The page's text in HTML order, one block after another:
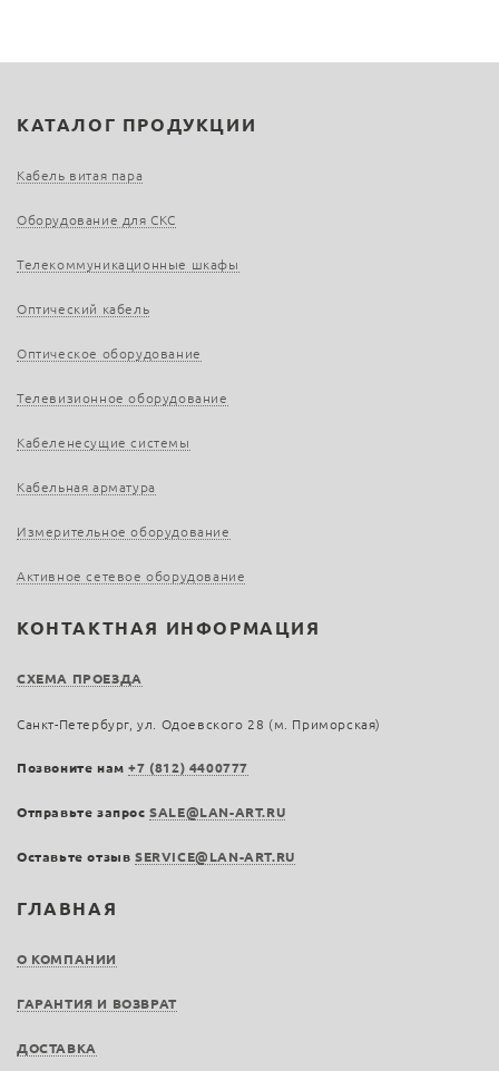
ГЛАВНАЯ
О КОМПАНИИ
ГАРАНТИЯ И ВОЗВРАТ
ДОСТАВКА
КАТАЛОГ ПРОДУКЦИИ
Кабель витая пара
Оборудование для СКС
Телекоммуникационные шкафы
Оптический кабель
Оптическое оборудование
Телевизионное оборудование
Кабеленесущие системы
Кабельная арматура
Измерительное оборудование
Активное сетевое оборудование
КОНТАКТНАЯ ИНФОРМАЦИЯ
СХЕМА ПРОЕЗДА
Санкт-Петербург, ул. Одоевского 28 (м. Приморская)
Позвоните нам+7 (812) 4400777
Отправьте запросSALE@LAN-ART.RU
Оставьте отзыв SERVICE@LAN-ART.RU